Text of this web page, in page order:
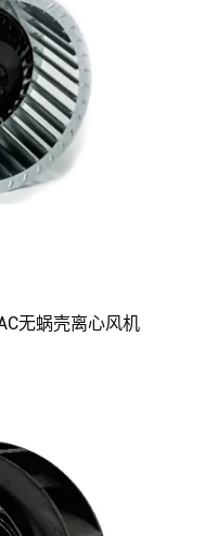
无蜗壳离心风机